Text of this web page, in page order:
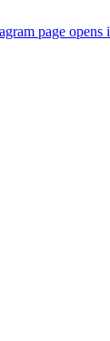
page